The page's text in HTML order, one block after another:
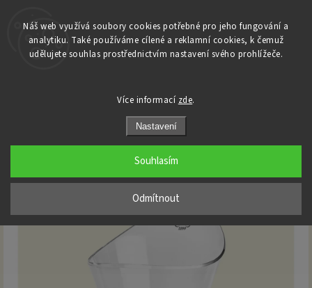
Náš web využívá soubory cookies potřebné pro jeho fungování a
analytiku. Také používáme cílené a reklamní cookies, k čemuž
udělujete souhlas prostřednictvím nastavení svého prohlížeče.
Více informací zde.
Nastavení
Odmítnout
Souhlasím
Domů / Dárky/ Ice kýble a příslušenství /
Pannier - ice bucket - malý na 1